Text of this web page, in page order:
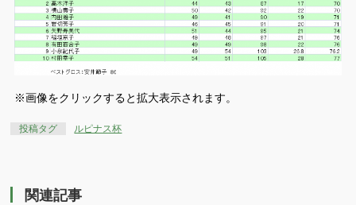
※画像をクリックすると拡大表示されます。
投稿タグ ルピナス杯
関連記事